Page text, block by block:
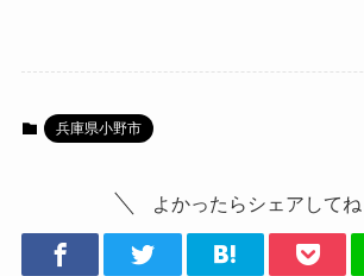
兵庫県小野市
よかったらシェアしてね